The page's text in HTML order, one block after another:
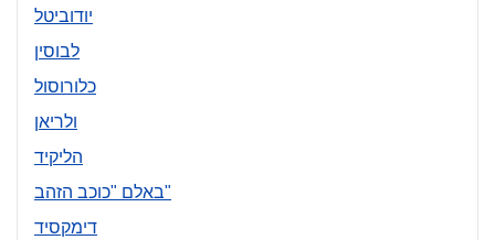
יודוביטל
לבוסין
כלורוסול
ולריאן
הליקיד
באלם "כוכב הזהב"
דימקסיד